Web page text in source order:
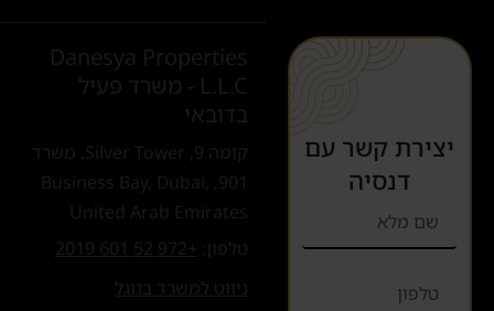
יצירת קשר עם
דנסיה
Danesya Properties
L.L.C - משרד פעיל
בדובאי
קומה 9, Silver Tower, משרד
901, Business Bay, Dubai,
United Arab Emirates
טלפון:
+972 52 601 2019
ניווט למשרד בגוגל